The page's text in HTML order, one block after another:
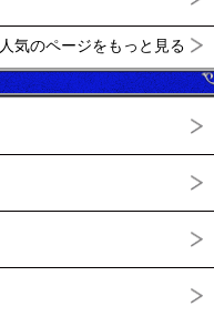
人気のページをもっと見る